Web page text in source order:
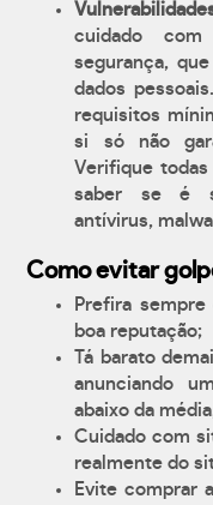
cuidado com
segurança,
dados
requisitos
si só não
Verifique
saber se é
antívirus,
Como evitar
Prefira
boa reputação;
Tá barato
anunciando
abaixo da
Cuidado com
realmente do
Evite comprar